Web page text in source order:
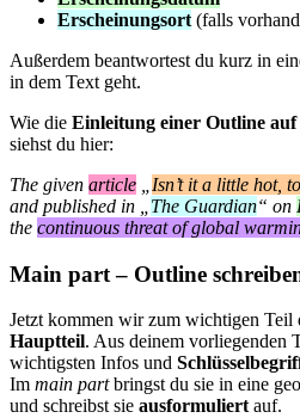
Erscheinungsort (falls
Außerdem beantwortest du kurz in
in dem Text geht.
Wie die Einleitung einer Outline auf
siehst du hier:
The given article Isn’t it a little hot,
and published in „ The Guardian“ on
the continuous threat of global
Main part – Outline
Jetzt kommen wir zum wichtigen
Hauptteil. Aus deinem vorliegenden
wichtigsten Infos und
Im main partbringst du sie in eine
und schreibst sie ausformuliert auf.